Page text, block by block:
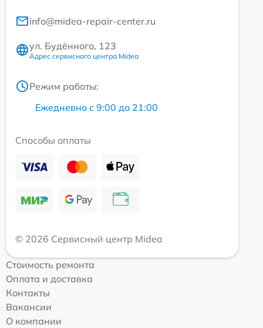
info@midea-repair-center.ru
ул. Будённого, 123
Адрес сервисного центра Midea
Режим работы:
Ежедневно с 9:00 до 21:00
Способы оплаты
© 2026 Сервисный центр Midea
Стоимость ремонта
Оплата и доставка
Контакты
Вакансии
О компании